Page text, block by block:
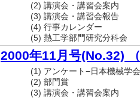
(2) 講演会・講習会案内
(3) 講演会・講習会報告
(4) 行事カレンダー
(5) 熱工学部門研究分科会
2000年11月号(No.32)
(1) アンケート−日本機械学
(2) 部門賞
(3) 講演会・講習会案内